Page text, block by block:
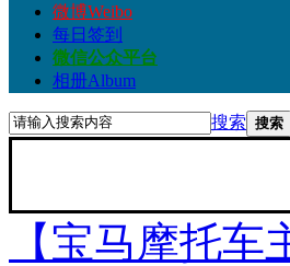
微博Weibo
每日签到
微信公众平台
相册Album
搜索 搜索
【宝马摩托车